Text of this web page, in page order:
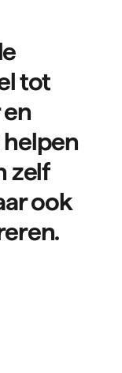
tot
helpen
zelf
ook